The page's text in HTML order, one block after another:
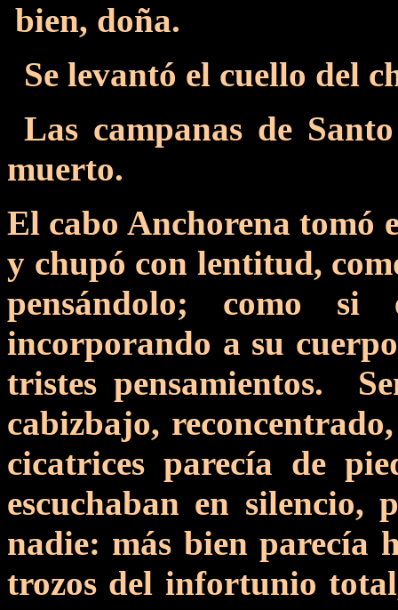
bien, doña.
Se levantó el cuello del
Las campanas de
muerto.
El cabo Anchorena tomó
y chupó con lentitud,
pensándolo; como
incorporando a su
tristes pensamientos.
cabizbajo,
cicatrices parecía de
escuchaban en
nadie: más bien parecía
trozos del infortunio